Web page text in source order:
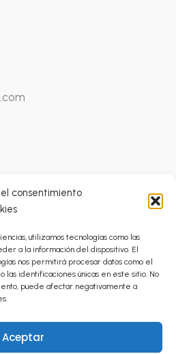
consentimiento
utilizamos tecnologías como las
a la información del dispositivo. El
nos permitirá procesar datos como el
las identificaciones únicas en este sitio. No
puede afectar negativamente a
Aceptar
Ortoprótesicas